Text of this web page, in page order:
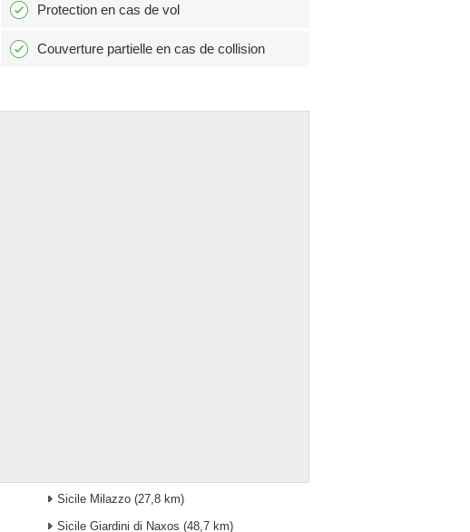
Protection en cas de vol
Couverture partielle en cas de collision
Sicile Milazzo (27,8 km)
Sicile Giardini di Naxos (48,7 km)